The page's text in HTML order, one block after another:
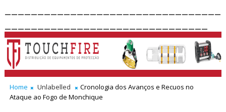
Home Unlabelled
Cronologia dos Avanços e Recuos no
Ataque ao Fogo de Monchique